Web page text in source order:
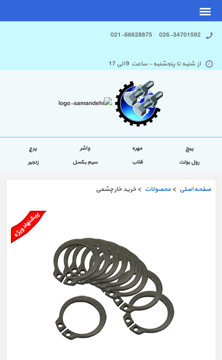
026-34701592 021-66628875
از شنبه تا پنجشنبه - ساعت 9 الی 17
پیچ مهره واشر
پرچ
رول بولت
قلاب سیم بکسل زنجیر
صفحه اصلی > محصولات > خرید خار چشمی